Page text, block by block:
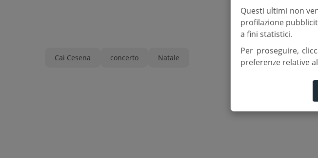
Cai Cesena concerto Natale
Questi ultimi non
profilazione
a fini statistici.
Per proseguire,
preferenze relative